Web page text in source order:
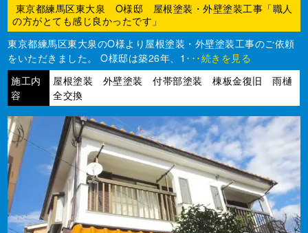
東京都練馬区東大泉 O様邸 屋根塗装・外壁塗装工事「職人
の方がとても感じ良かったです」
東京都練馬区東大泉のO様より屋根塗装・外壁塗装工事のご依頼
をいただきました。 O様邸は築26年、1 ･･･続きを見る
施工内
容
屋根塗装 外壁塗装 付帯部塗装 棟板金復旧 雨樋
全交換